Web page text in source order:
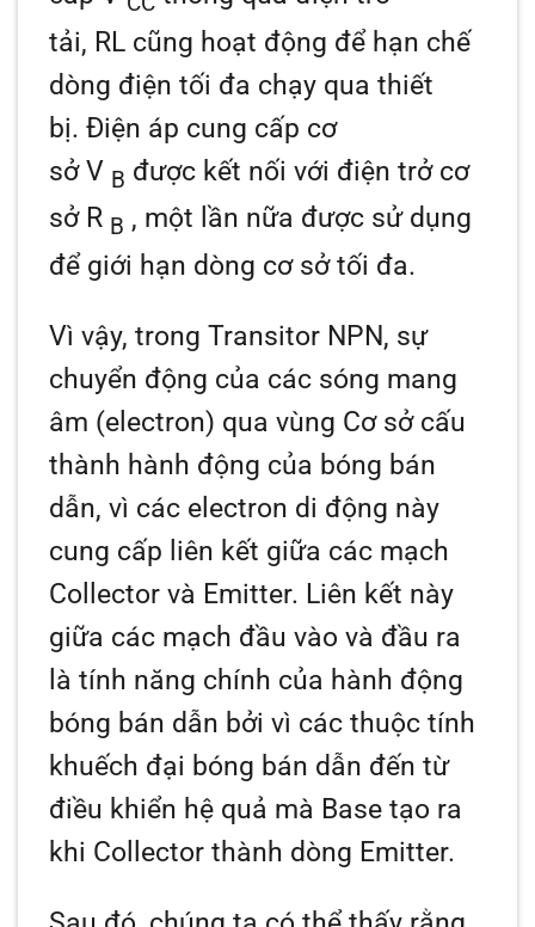
tải, RL cũng hoạt động để hạn chế
dòng điện tối đa chạy qua thiết
bị. Điện áp cung cấp cơ
sởV B được kết nối với điện trở cơ
sở R B , một lần nữa được sử dụng
để giới hạn dòng cơ sở tối đa.
Vì vậy, trong Transitor NPN, sự
chuyển động của các sóng mang
âm (electron) qua vùng Cơ sở cấu
thành hành động của bóng bán
dẫn, vì các electron di động này
cung cấp liên kết giữa các mạch
Collector và Emitter. Liên kết này
giữa các mạch đầu vào và đầu ra
là tính năng chính của hành động
bóng bán dẫn bởi vì các thuộc tính
khuếch đại bóng bán dẫn đến từ
điều khiển hệ quả mà Base tạo ra
khi Collector thành dòng Emitter.